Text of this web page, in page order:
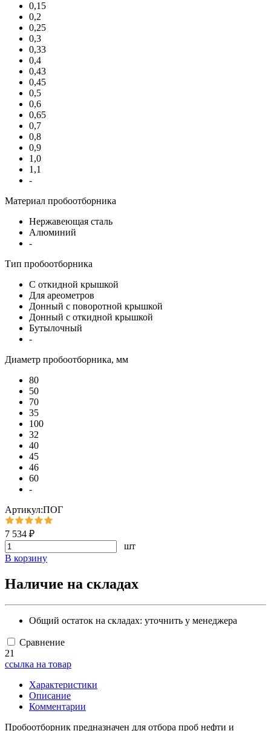
0,15
0,2
0,25
0,3
0,33
0,4
0,43
0,45
0,5
0,6
0,65
0,7
0,8
0,9
1,0
1,1
-
Материал пробоотборника
Нержавеющая сталь
Алюминий
-
Тип пробоотборника
С откидной крышкой
Для ареометров
Донный с поворотной крышкой
Донный с откидной крышкой
Бутылочный
-
Диаметр пробоотборника, мм
80
50
70
35
100
32
40
45
46
60
-
Артикул:ПОГ
7 534 ₽
шт
В корзину
Наличие на складах
Общий остаток на складах: уточнить у менеджера
Сравнение
21
ссылка на товар
Характеристики
Описание
Комментарии
Пробоотборник предназначен для отбора проб нефти и